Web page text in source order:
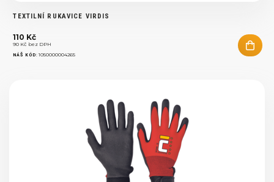
TEXTILNÍ RUKAVICE VIRDIS
110 Kč
90 Kč bez DPH
NÁŠ KÓD:1050000004265